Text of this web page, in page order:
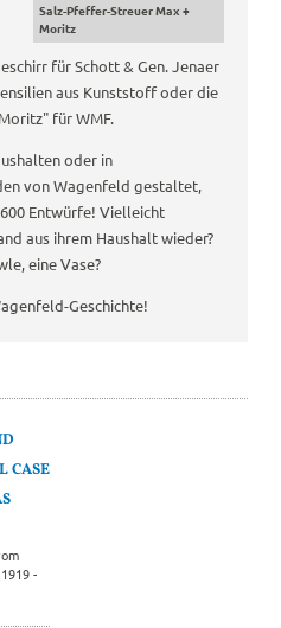
Salz-Pfeffer-Streuer Max +
Moritz
für Schott & Gen. Jenaer
aus Kunststoff oder die
für WMF.
oder in
von Wagenfeld gestaltet,
Entwürfe! Vielleicht
aus ihrem Haushalt wieder?
eine Vase?
Geschichte!
CASE
-